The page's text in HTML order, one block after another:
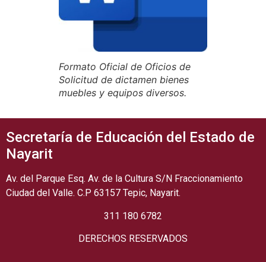
Formato Oficial de Oficios de
Solicitud de dictamen bienes
muebles y equipos diversos.
Secretaría de Educación del Estado de
Nayarit
Av. del Parque Esq. Av. de la Cultura S/N Fraccionamiento
Ciudad del Valle. C.P 63157 Tepic, Nayarit.
311 180 6782
DERECHOS RESERVADOS